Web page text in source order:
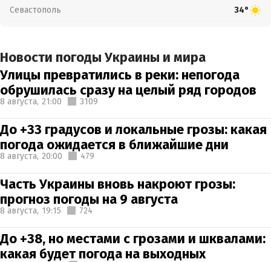
Севастополь 34°
Новости погоды Украины и мира
Улицы превратились в реки: непогода
обрушилась сразу на целый ряд городов
8 августа, 21:00 3109
До +33 градусов и локальные грозы: какая
погода ожидается в ближайшие дни
8 августа, 20:00 479
Часть Украины вновь накроют грозы:
прогноз погоды на 9 августа
8 августа, 19:15 724
До +38, но местами с грозами и шквалами:
какая будет погода на выходных